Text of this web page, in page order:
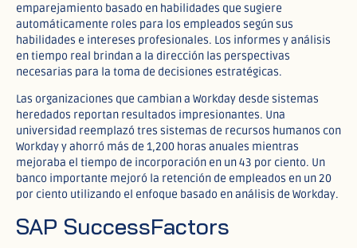
emparejamiento basado en habilidades que sugiere
automáticamente roles para los empleados según sus
habilidades e intereses profesionales. Los informes y análisis
en tiempo real brindan a la dirección las perspectivas
necesarias para la toma de decisiones estratégicas.​
Las organizaciones que cambian a Workday desde sistemas
heredados reportan resultados impresionantes. Una
universidad reemplazó tres sistemas de recursos humanos con
Workday y ahorró más de 1,200 horas anuales mientras
mejoraba el tiempo de incorporación en un 43 por ciento. Un
banco importante mejoró la retención de empleados en un 20
por ciento utilizando el enfoque basado en análisis de Workday.​
SAP SuccessFactors